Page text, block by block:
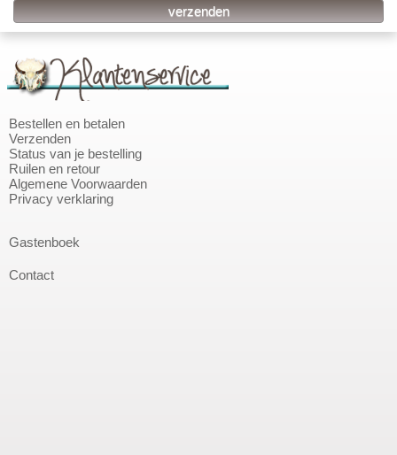
Bestellen en betalen
Verzenden
Status van je bestelling
Ruilen en retour
Algemene Voorwaarden
Privacy verklaring
Gastenboek
Contact